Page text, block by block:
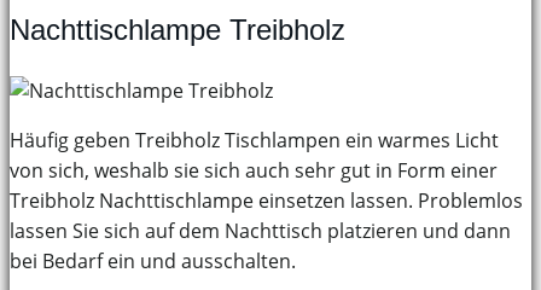
Nachttischlampe Treibholz
Häufig geben Treibholz Tischlampen ein warmes Licht
von sich, weshalb sie sich auch sehr gut in Form einer
Treibholz Nachttischlampe einsetzen lassen. Problemlos
lassen Sie sich auf dem Nachttisch platzieren und dann
bei Bedarf ein und ausschalten.